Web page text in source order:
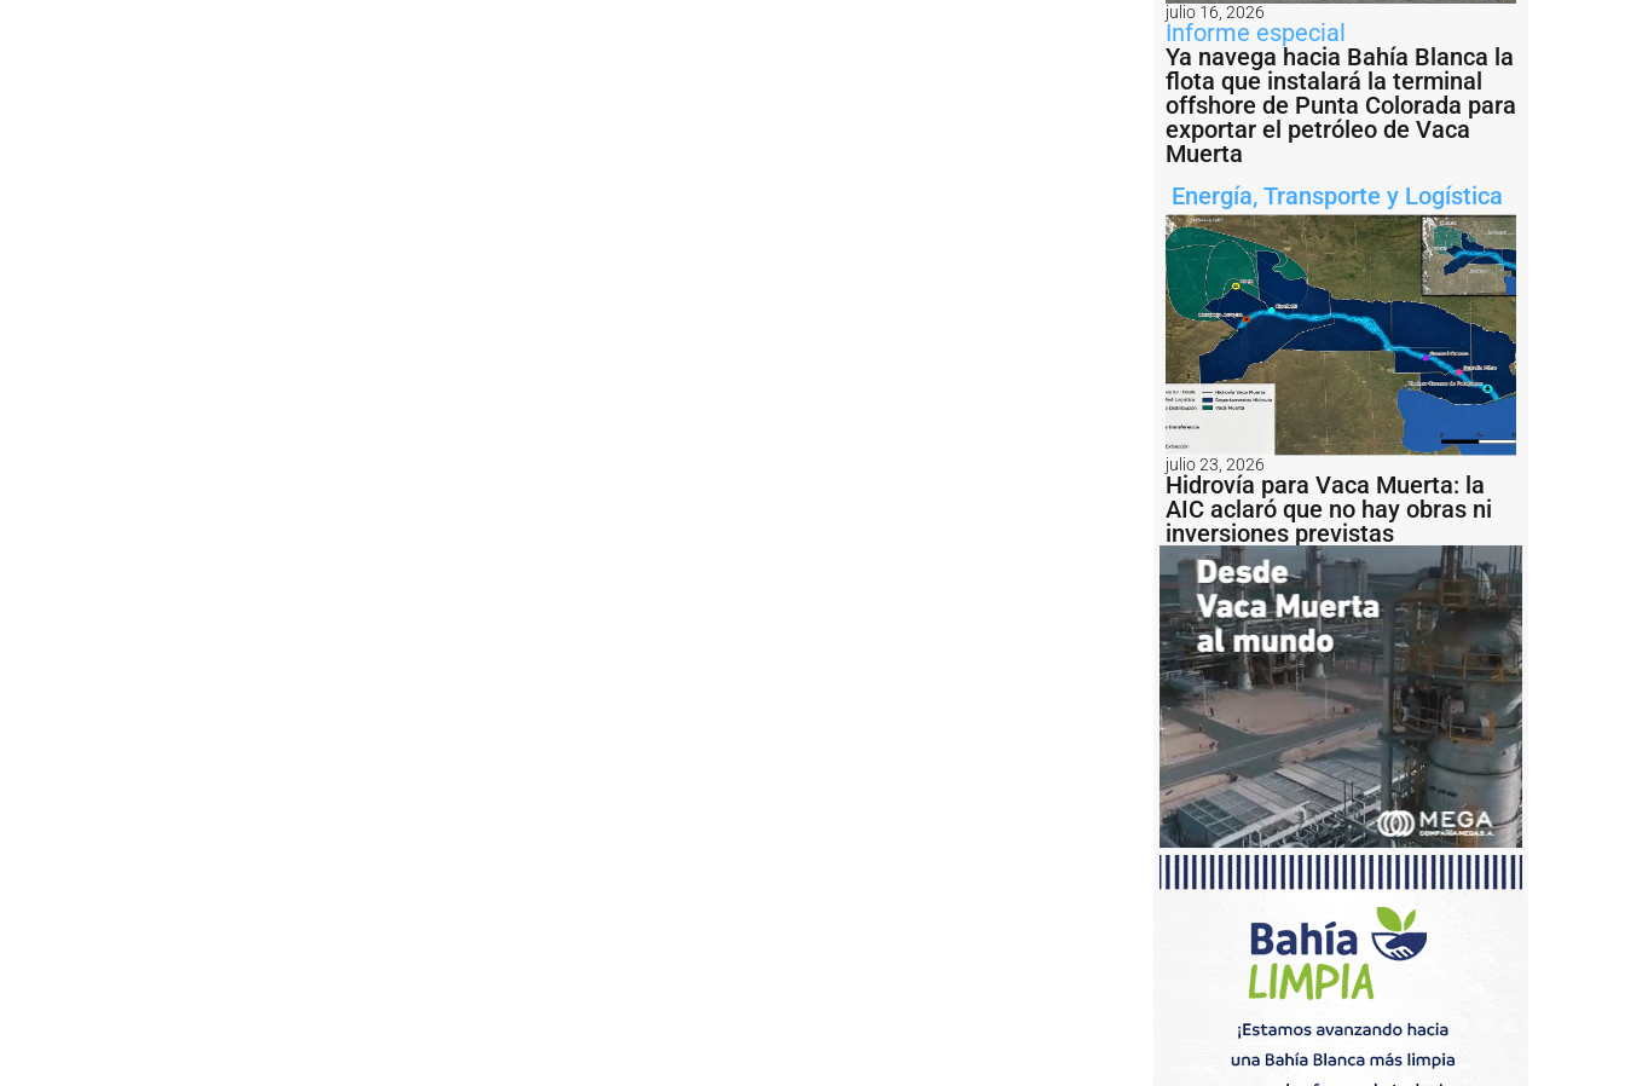
julio 16, 2026
Informe especial
Ya navega hacia Bahía Blanca la
flota que instalará la terminal
offshore de Punta Colorada para
exportar el petróleo de Vaca
Muerta
Energía, Transporte y Logística
julio 23, 2026
Hidrovía para Vaca Muerta: la
AIC aclaró que no hay obras ni
inversiones previstas